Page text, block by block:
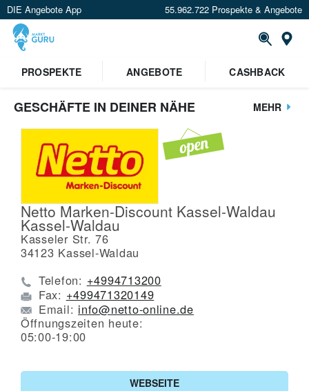
DIE Angebote App 55.962.722 Prospekte & Angebote
PROSPEKTE
ANGEBOTE CASHBACK
GESCHÄFTE IN DEINER NÄHE MEHR
Netto Marken-Discount Kassel-Waldau
Kassel-Waldau
Kasseler Str. 76
34123 Kassel-Waldau
Telefon: +4994713200
Fax: +499471320149
Email: info@netto-online.de
Öffnungszeiten heute:
05:00-19:00
WEBSEITE